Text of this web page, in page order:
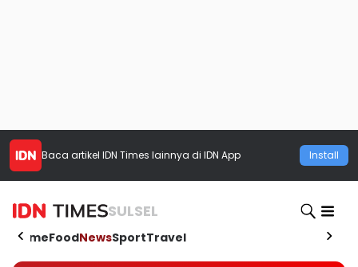
Baca artikel IDN Times lainnya di IDN App Install
SULSEL
HomeFoodNewsSportTravel